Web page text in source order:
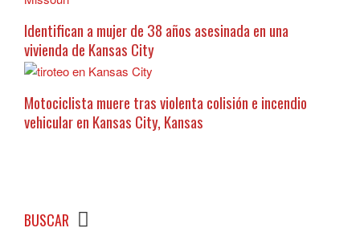
Identifican a mujer de 38 años asesinada en una
vivienda de Kansas City
Motociclista muere tras violenta colisión e incendio
vehicular en Kansas City, Kansas
BUSCAR